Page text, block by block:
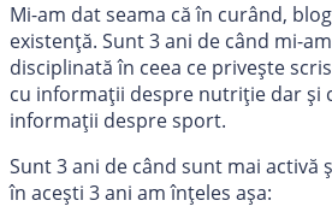
Mi-am dat seama că în curând,
existență. Sunt 3 ani de când mi-
disciplinată în ceea ce privește
cu informații despre nutriție dar și
informații despre sport.
Sunt 3 ani de când sunt mai activă
în acești 3 ani am înțeles așa: